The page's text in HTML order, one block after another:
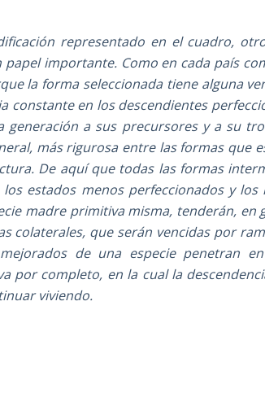
representado en el cuadro,
importante. Como en cada país
la forma seleccionada tiene alguna
constante en los descendientes
generación a sus precursores y a su
más rigurosa entre las formas que
De aquí que todas las formas
estados menos perfeccionados y
madre primitiva misma, tenderán, en
colaterales, que serán vencidas por
de una especie penetran
por completo, en la cual la
viviendo.